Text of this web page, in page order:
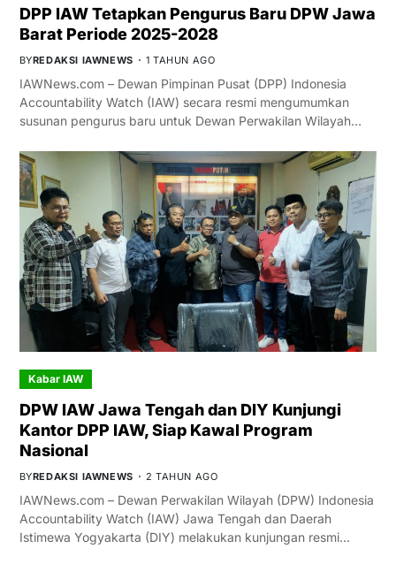
DPP IAW Tetapkan Pengurus Baru DPW Jawa
Barat Periode 2025-2028
BYREDAKSI IAWNEWS 1 TAHUN AGO
IAWNews.com – Dewan Pimpinan Pusat (DPP) Indonesia
Accountability Watch (IAW) secara resmi mengumumkan
susunan pengurus baru untuk Dewan Perwakilan Wilayah…
Kabar IAW
DPW IAW Jawa Tengah dan DIY Kunjungi
Kantor DPP IAW, Siap Kawal Program
Nasional
BYREDAKSI IAWNEWS 2 TAHUN AGO
IAWNews.com – Dewan Perwakilan Wilayah (DPW) Indonesia
Accountability Watch (IAW) Jawa Tengah dan Daerah
Istimewa Yogyakarta (DIY) melakukan kunjungan resmi…